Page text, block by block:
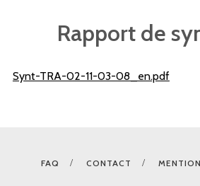
Rapport de
Synt-TRA-02-11-03-08_en.pdf
FAQ CONTACT